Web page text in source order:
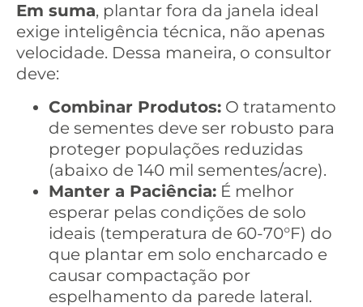
Em suma, plantar fora da janela ideal
exige inteligência técnica, não apenas
velocidade. Dessa maneira, o consultor
deve:
Combinar Produtos: O tratamento
de sementes deve ser robusto para
proteger populações reduzidas
(abaixo de 140 mil sementes/acre).
Manter a Paciência: É melhor
esperar pelas condições de solo
ideais (temperatura de 60-70°F) do
que plantar em solo encharcado e
causar compactação por
espelhamento da parede lateral.